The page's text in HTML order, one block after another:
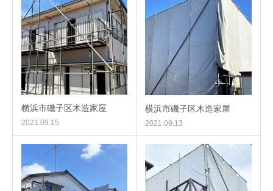
横浜市磯子区木造家屋
2021.09.15
横浜市磯子区木造家屋
2021.09.13